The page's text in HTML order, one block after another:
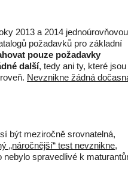
2013 a 2014 jednoúrovňovou
požadavků pro základní
pouze požadavky
další, tedy ani ty, které jsou
Nevznikne žádná
být meziročně srovnatelná,
„náročnější“ test nevznikne,
spravedlivé k